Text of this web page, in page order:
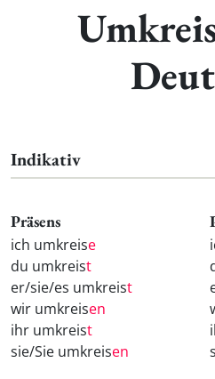
Indikativ
Präsens
ich umkreise
du umkreist
er/sie/es umkreist
wir umkreisen
ihr umkreist
sie/Sie umkreisen